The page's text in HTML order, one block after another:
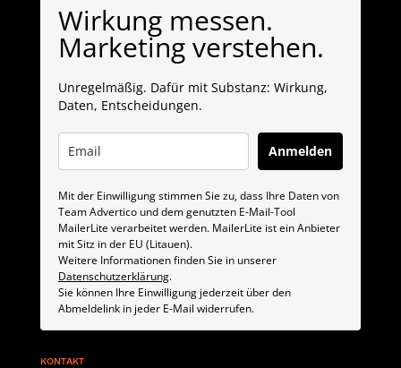
Wirkung messen.
Marketing verstehen.
Unregelmäßig. Dafür mit Substanz: Wirkung,
Daten, Entscheidungen.
Anmelden
Mit der Einwilligung stimmen Sie zu, dass Ihre Daten von
Team Advertico und dem genutzten E-Mail-Tool
MailerLite verarbeitet werden. MailerLite ist ein Anbieter
mit Sitz in der EU (Litauen).
Weitere Informationen finden Sie in unserer
Datenschutzerklärung.
Sie können Ihre Einwilligung jederzeit über den
Abmeldelink in jeder E-Mail widerrufen.
KONTAKT